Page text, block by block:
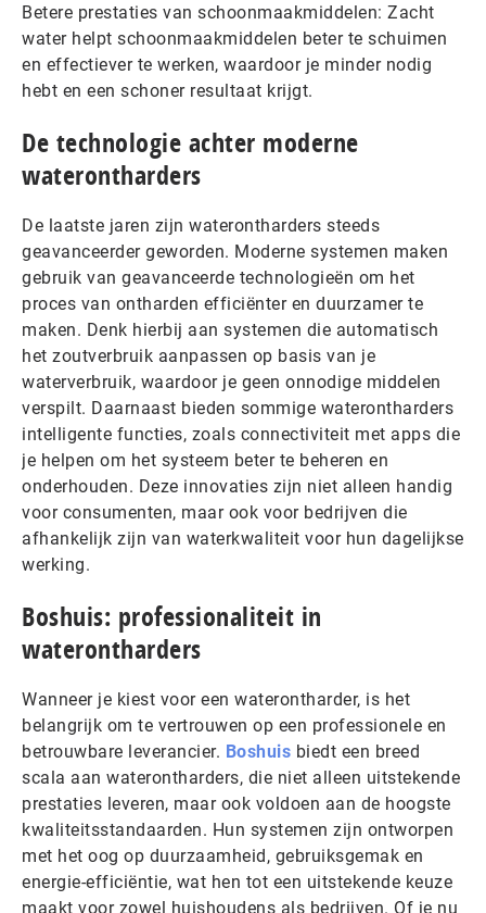
Betere prestaties van schoonmaakmiddelen: Zacht
water helpt schoonmaakmiddelen beter te schuimen
en effectiever te werken, waardoor je minder nodig
hebt en een schoner resultaat krijgt.
De technologie achter moderne
waterontharders
De laatste jaren zijn waterontharders steeds
geavanceerder geworden. Moderne systemen maken
gebruik van geavanceerde technologieën om het
proces van ontharden efficiënter en duurzamer te
maken. Denk hierbij aan systemen die automatisch
het zoutverbruik aanpassen op basis van je
waterverbruik, waardoor je geen onnodige middelen
verspilt. Daarnaast bieden sommige waterontharders
intelligente functies, zoals connectiviteit met apps die
je helpen om het systeem beter te beheren en
onderhouden. Deze innovaties zijn niet alleen handig
voor consumenten, maar ook voor bedrijven die
afhankelijk zijn van waterkwaliteit voor hun dagelijkse
werking.
Boshuis: professionaliteit in
waterontharders
Wanneer je kiest voor een waterontharder, is het
belangrijk om te vertrouwen op een professionele en
betrouwbare leverancier. Boshuis biedt een breed
scala aan waterontharders, die niet alleen uitstekende
prestaties leveren, maar ook voldoen aan de hoogste
kwaliteitsstandaarden. Hun systemen zijn ontworpen
met het oog op duurzaamheid, gebruiksgemak en
energie-efficiëntie, wat hen tot een uitstekende keuze
maakt voor zowel huishoudens als bedrijven. Of je nu